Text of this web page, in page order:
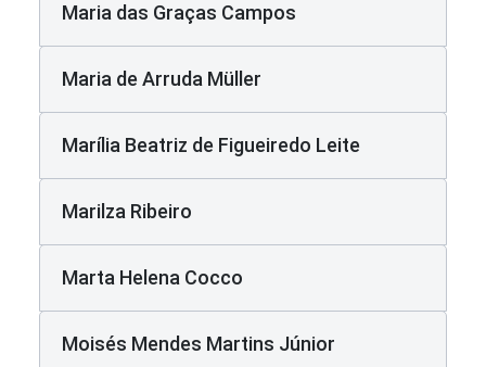
Maria das Graças Campos
Maria de Arruda Müller
Marília Beatriz de Figueiredo Leite
Marilza Ribeiro
Marta Helena Cocco
Moisés Mendes Martins Júnior